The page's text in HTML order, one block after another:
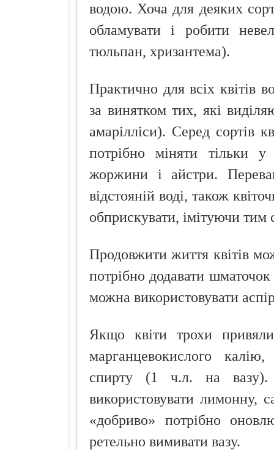
водою. Хоча для деяких
обламувати і робити
тюльпан, хризантема).
Практично для всіх квітів
за винятком тих, які
амарілліси). Серед сортів
потрібно міняти тільки
жоржини і айстри.
відстояній воді, також
обприскувати, імітуючи тим
Продовжити життя квітів
потрібно додавати
можна використовувати
Якщо квіти трохи
марганцевокислого
спирту (1 ч.л. на вазу).
використовувати лимонну,
«добриво» потрібно
ретельно вимивати вазу.